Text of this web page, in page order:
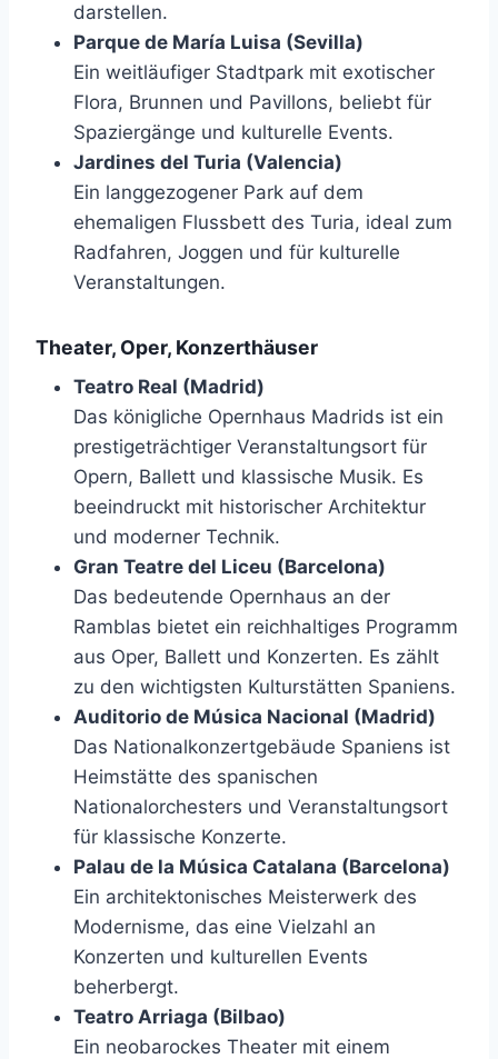
darstellen.
Parque de María Luisa (Sevilla)
Ein weitläufiger Stadtpark mit exotischer
Flora, Brunnen und Pavillons, beliebt für
Spaziergänge und kulturelle Events.
Jardines del Turia (Valencia)
Ein langgezogener Park auf dem
ehemaligen Flussbett des Turia, ideal zum
Radfahren, Joggen und für kulturelle
Veranstaltungen.
Theater, Oper, Konzerthäuser
Teatro Real (Madrid)
Das königliche Opernhaus Madrids ist ein
prestigeträchtiger Veranstaltungsort für
Opern, Ballett und klassische Musik. Es
beeindruckt mit historischer Architektur
und moderner Technik.
Gran Teatre del Liceu (Barcelona)
Das bedeutende Opernhaus an der
Ramblas bietet ein reichhaltiges Programm
aus Oper, Ballett und Konzerten. Es zählt
zu den wichtigsten Kulturstätten Spaniens.
Auditorio de Música Nacional (Madrid)
Das Nationalkonzertgebäude Spaniens ist
Heimstätte des spanischen
Nationalorchesters und Veranstaltungsort
für klassische Konzerte.
Palau de la Música Catalana (Barcelona)
Ein architektonisches Meisterwerk des
Modernisme, das eine Vielzahl an
Konzerten und kulturellen Events
beherbergt.
Teatro Arriaga (Bilbao)
Ein neobarockes Theater mit einem